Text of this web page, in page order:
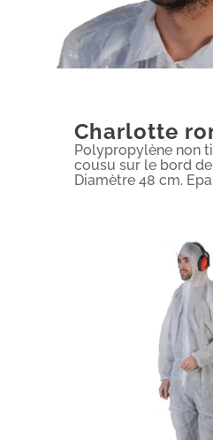
Charlotte
Polypropylène non
cousu sur le bord
Diamètre 48 cm.